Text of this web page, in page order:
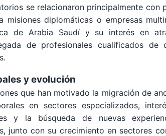
se relacionaron principalmente con
misiones diplomáticas o empresas
de Arabia Saudí y su interés en
de profesionales cualificados de
y evolución
que han motivado la migración de
en sectores especializados,
y la búsqueda de nuevas
junto con su crecimiento en sectores